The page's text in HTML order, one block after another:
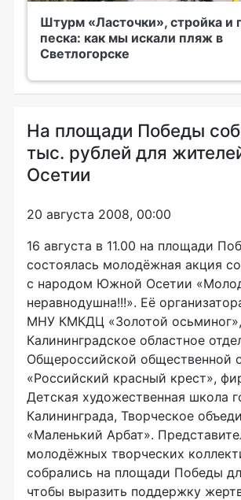
Штурм «Ласточки», стройка и
песка: как мы искали пляж в
Светлогорске
На площади Победы
тыс. рублей для
Осетии
20 августа 2008, 00:00
16 августа в 11.00 на площади
состоялась молодёжная акция
с народом Южной Осетии
неравнодушна!!!». Её
МНУ КМКДЦ «Золотой осьминог»,
Калининградское областное
Общероссийской общественной
«Российский красный крест»,
Детская художественная школа
Калининграда, Творческое
«Маленький Арбат».
молодёжных творческих
собрались на площади Победы
чтобы выразить поддержку